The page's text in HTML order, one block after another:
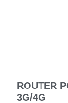
ROUTER
3G/4G